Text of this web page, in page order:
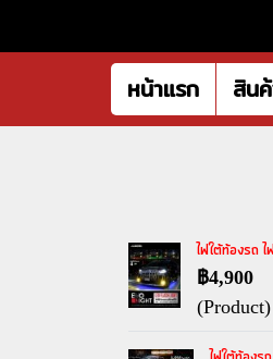
หน้าแรก สิน
ไฟใต้ท้องรถ
฿4,900
(Product)